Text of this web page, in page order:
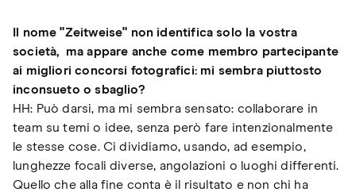
Il nome "Zeitweise" non identifica solo la vostra
società, ma appare anche come membro partecipante
ai migliori concorsi fotografici: mi sembra piuttosto
inconsueto o sbaglio?
HH: Può darsi, ma mi sembra sensato: collaborare in
team su temi o idee, senza però fare intenzionalmente
le stesse cose. Ci dividiamo, usando, ad esempio,
lunghezze focali diverse, angolazioni o luoghi differenti.
Quello che alla fine conta è il risultato e non chi ha